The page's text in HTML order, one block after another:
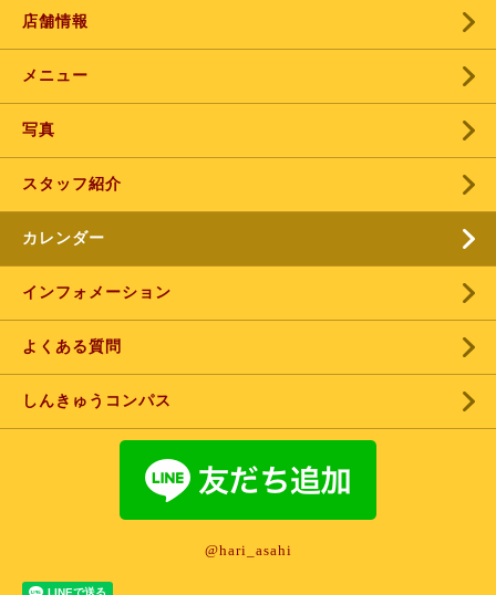
店舗情報
メニュー
写真
スタッフ紹介
カレンダー
インフォメーション
よくある質問
しんきゅうコンパス
@hari_asahi